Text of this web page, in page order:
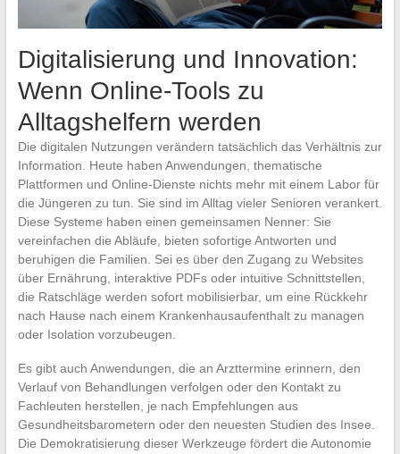
Digitalisierung und Innovation:
Wenn Online-Tools zu
Alltagshelfern werden
Die digitalen Nutzungen verändern tatsächlich das Verhältnis zur
Information. Heute haben Anwendungen, thematische
Plattformen und Online-Dienste nichts mehr mit einem Labor für
die Jüngeren zu tun. Sie sind im Alltag vieler Senioren verankert.
Diese Systeme haben einen gemeinsamen Nenner: Sie
vereinfachen die Abläufe, bieten sofortige Antworten und
beruhigen die Familien. Sei es über den Zugang zu Websites
über Ernährung, interaktive PDFs oder intuitive Schnittstellen,
die Ratschläge werden sofort mobilisierbar, um eine Rückkehr
nach Hause nach einem Krankenhausaufenthalt zu managen
oder Isolation vorzubeugen.
Es gibt auch Anwendungen, die an Arzttermine erinnern, den
Verlauf von Behandlungen verfolgen oder den Kontakt zu
Fachleuten herstellen, je nach Empfehlungen aus
Gesundheitsbarometern oder den neuesten Studien des Insee.
Die Demokratisierung dieser Werkzeuge fördert die Autonomie